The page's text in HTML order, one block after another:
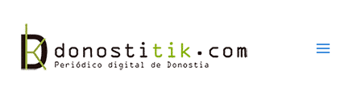
contenido